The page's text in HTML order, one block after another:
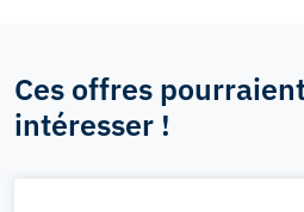
Ces offres
intéresser !